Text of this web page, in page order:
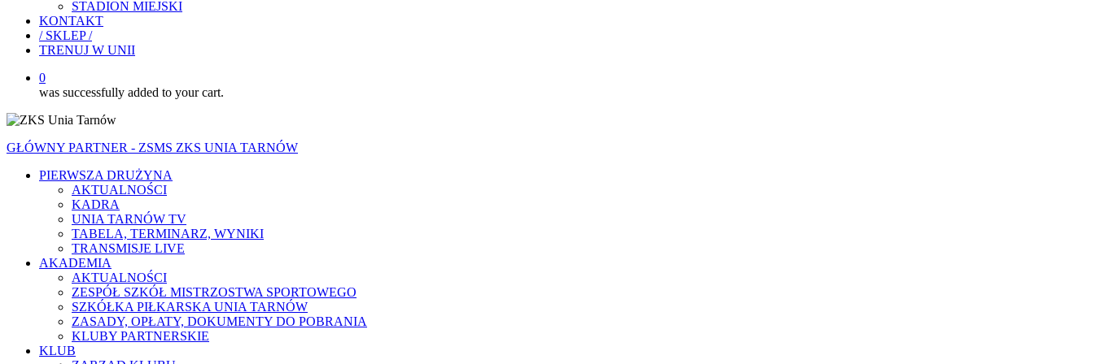
STADION MIEJSKI
KONTAKT
/ SKLEP /
TRENUJ W UNII
0
was successfully added to your cart.
GŁÓWNY PARTNER - ZSMS ZKS UNIA TARNÓW
PIERWSZA DRUŻYNA
AKTUALNOŚCI
KADRA
UNIA TARNÓW TV
TABELA, TERMINARZ, WYNIKI
TRANSMISJE LIVE
AKADEMIA
AKTUALNOŚCI
ZESPÓŁ SZKÓŁ MISTRZOSTWA SPORTOWEGO
SZKÓŁKA PIŁKARSKA UNIA TARNÓW
ZASADY, OPŁATY, DOKUMENTY DO POBRANIA
KLUBY PARTNERSKIE
KLUB